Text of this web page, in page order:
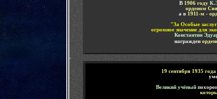
В 1906 году
орденом
а в 1911-м -
"За Особые
огромное значение для
Константин
награжден
-
19 сентября 1935 года
Великий учёный